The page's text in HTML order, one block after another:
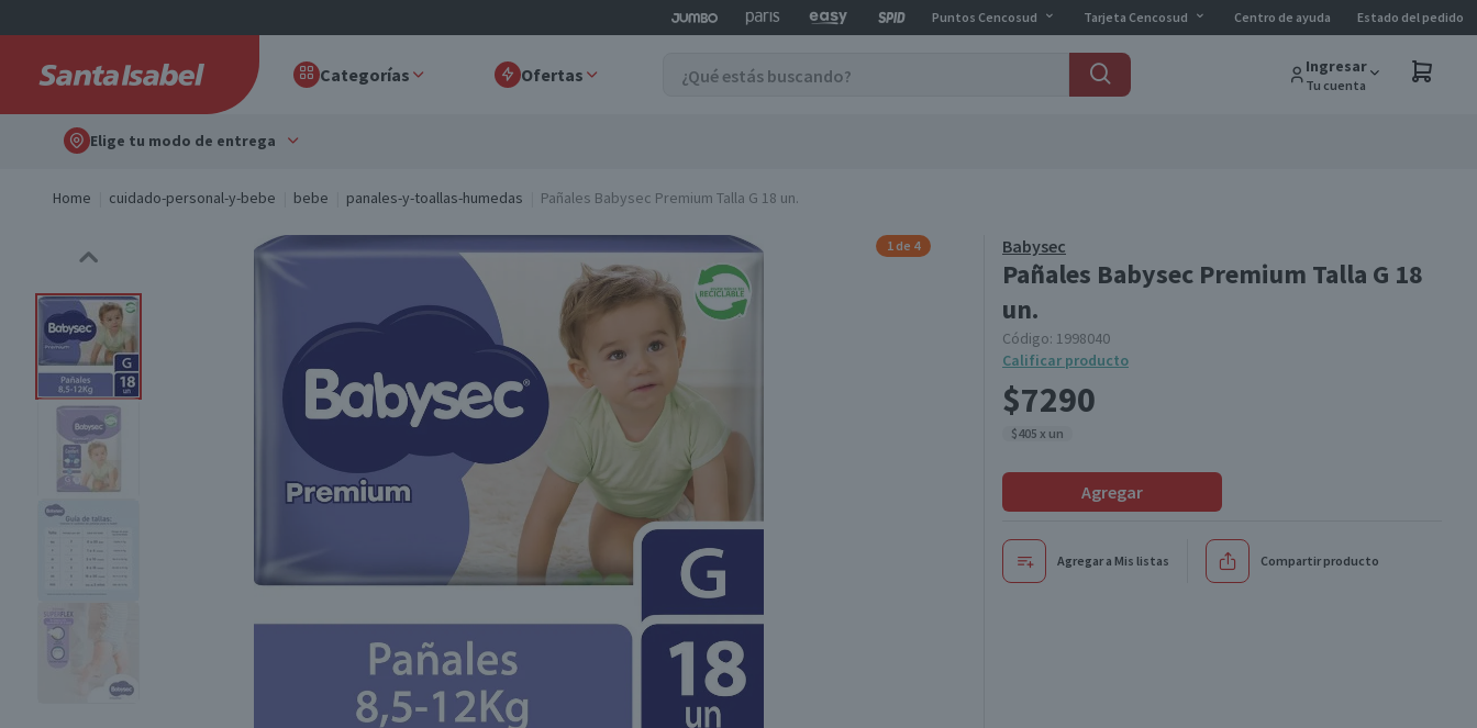
Puntos Cencosud Tarjeta Cencosud Centro de ayuda Estado del pedido
Categorías Ofertas Ingresar
Tu cuenta
Elige tu modo de entrega
Home cuidado-personal-y-bebe bebe panales-y-toallas-humedas Pañales Babysec Premium Talla G 18 un.
Babysec
Pañales Babysec Premium Talla G 18
un.
Código: 1998040
Calificar producto
$7290
$405 x un
Agregar
Agregar a Mis listas Compartir producto
1 de 4